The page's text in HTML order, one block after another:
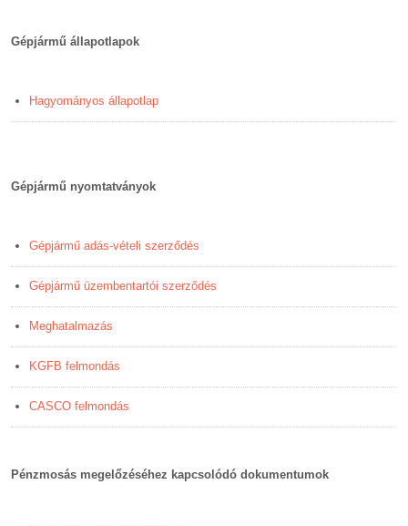
Gépjármű állapotlapok
Hagyományos állapotlap
Gépjármű nyomtatványok
Gépjármű adás-vételi szerződés
Gépjármű üzembentartói szerződés
Meghatalmazás
KGFB felmondás
CASCO felmondás
Pénzmosás megelőzéséhez kapcsolódó dokumentumok